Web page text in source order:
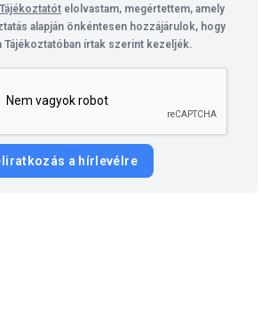
elolvastam, megértettem, amely
alapján önkéntesen hozzájárulok, hogy
Tájékoztatóban írtak szerint kezeljék.
a hírlevélre